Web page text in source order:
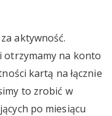
aktywność.
otrzymamy na konto
kartą na łącznie
to zrobić w
po miesiącu